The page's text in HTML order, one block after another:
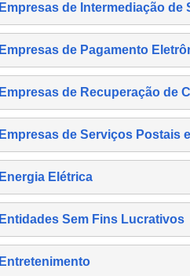
Empresas de Intermediação de
Empresas de Pagamento
Empresas de Recuperação de
Empresas de Serviços Postais
Energia Elétrica
Entidades Sem Fins Lucrativos
Entretenimento